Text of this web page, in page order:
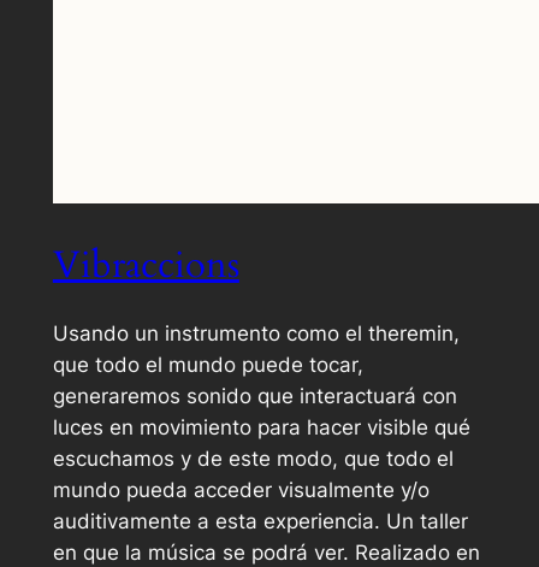
Vibraccions
Usando un instrumento como el theremin,
que todo el mundo puede tocar,
generaremos sonido que interactuará con
luces en movimiento para hacer visible qué
escuchamos y de este modo, que todo el
mundo pueda acceder visualmente y/o
auditivamente a esta experiencia. Un taller
en que la música se podrá ver. Realizado en